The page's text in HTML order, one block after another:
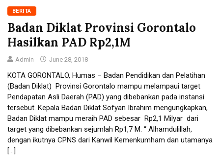
BERITA
Badan Diklat Provinsi Gorontalo
Hasilkan PAD Rp2,1M
Admin June 28, 2018
KOTA GORONTALO, Humas – Badan Pendidikan dan Pelatihan
(Badan Diklat) Provinsi Gorontalo mampu melampaui target
Pendapatan Asli Daerah (PAD) yang dibebankan pada instansi
tersebut. Kepala Badan Diklat Sofyan Ibrahim mengungkapkan,
Badan Diklat mampu meraih PAD sebesar Rp2,1 Milyar dari
target yang dibebankan sejumlah Rp1,7 M. “ Alhamdulillah,
dengan ikutnya CPNS dari Kanwil Kemenkumham dan utamanya
[…]